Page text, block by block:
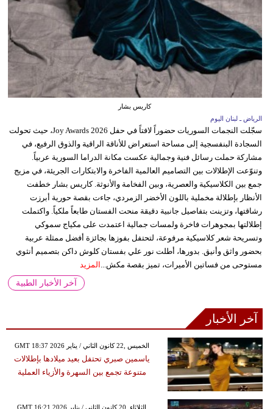
كاريس بشار
الرياض ـ لبنان اليوم
سجّلت النجمات السوريات حضوراً لافتاً في حفل Joy Awards 2026، حيث تحولت
السجادة البنفسجية إلى مساحة استعراض للأناقة الراقية والذوق الرفيع، في
مشاركة حملت رسائل فنية وجمالية عكست مكانة الدراما السورية عربياً.
وتنوّعت الإطلالات بين التصاميم العالمية الفاخرة والابتكارات الجريئة، في مزيج
جمع بين الكلاسيكية والعصرية، وبين الفخامة والأنوثة. كاريس بشار خطفت
الأنظار بإطلالة مخملية باللون الأخضر الزمردي، جاءت بقصة حورية أبرزت
رشاقتها، وتزينت بتفاصيل جانبية دقيقة منحت الفستان طابعاً ملكياً. واكتملت
إطلالتها بمجوهرات فاخرة ولمسات جمالية اعتمدت على مكياج سموكي
وتسريحة شعر كلاسيكية مرفوعة، لتحتفل بفوزها بجائزة أفضل ممثلة عربية
بحضور واثق وأنيق. بدورها، أطلت نور علي بفستان كلوش داكن بتصميم أنثوي
مستوحى من فساتين الأميرات، تميز بقصة مكش... المزيد
آخر الأخبار الطبية
آخر الأخبار
GMT 18:37 2026 الخميس ,22 كانون الثاني / يناير
ياسمين صبري تحتفل بعيد ميلادها بإطلالات
متنوعة تجمع بين السهرة والأزياء العملية
GMT 16:21 2026 الثلاثاء ,20 كانون الثاني / يناير